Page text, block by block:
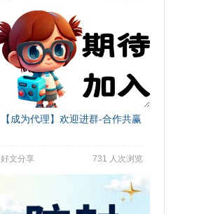
【成为代理】欢迎进群-合作共赢
好文分享 731 人次浏览